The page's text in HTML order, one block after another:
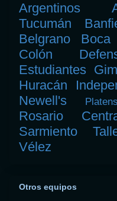
Argentinos
Tucumán
Belgrano Boca
Colón
Estudiantes
Huracán
Newell's
Rosario
Sarmiento
Vélez
Otros equipos